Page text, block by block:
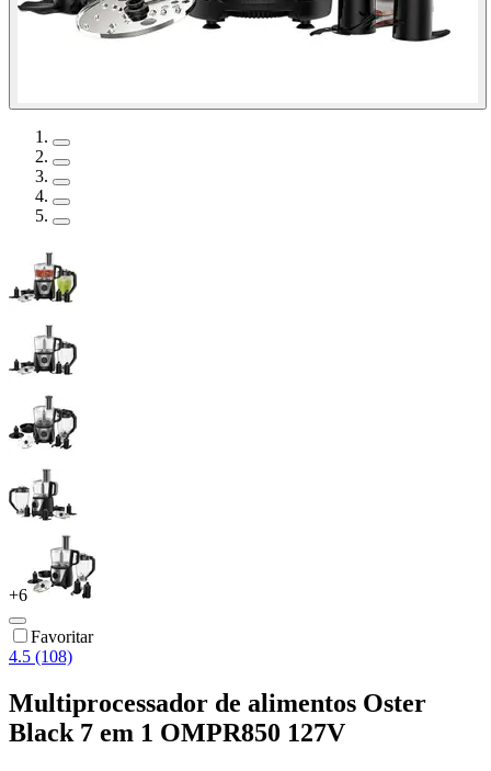
+6
Favoritar
4.5 (108)
Multiprocessador de alimentos Oster
Black 7 em 1 OMPR850 127V